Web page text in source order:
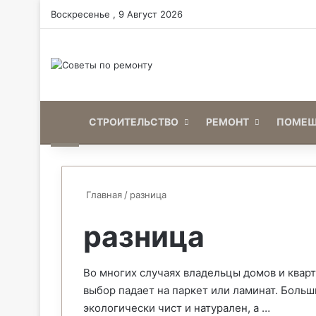
Воскресенье , 9 Август 2026
HomeСТРОИТЕЛЬСТВО РЕМОНТ
Главная / разница
разница
Во многих случаях владельцы домов и
выбор падает на паркет или ламинат.
экологически чист и натурален, а …